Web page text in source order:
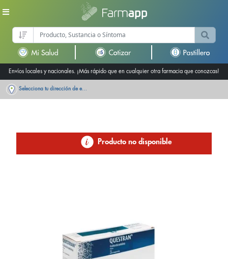
Envíos locales y nacionales. ¡Más rápido que en cualquier otra farmacia que conozcas!
Selecciona tu dirección de entrega
Producto no disponible